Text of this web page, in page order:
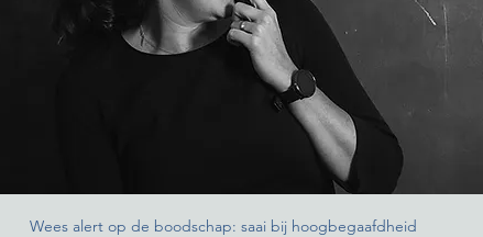
Wees alert op de boodschap: saai bij hoogbegaafdheid